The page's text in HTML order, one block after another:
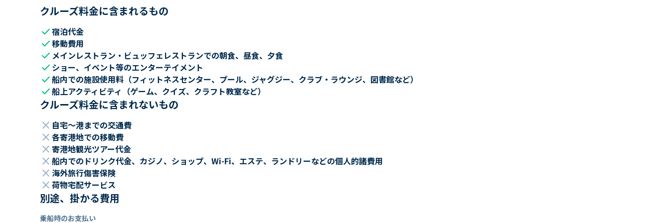
クルーズ料金に含まれるもの
check宿泊代金
check移動費用
check メインレストラン・ビュッフェレストランでの朝食、昼食、夕食
check ショー、イベント等のエンターテイメント
check船内での施設使用料（フィットネスセンター、プール、ジャグジー、クラブ・ラウンジ、図書館など）
check船上アクティビティ（ゲーム、クイズ、クラフト教室など）
クルーズ料金に含まれないもの
close 自宅～港までの交通費
close 各寄港地での移動費
close 寄港地観光ツアー代金
close 船内でのドリンク代金、カジノ、ショップ、Wi-Fi、エステ、ランドリーなどの個人的諸費用
close 海外旅行傷害保険
close 荷物宅配サービス
別途、掛かる費用
乗船時のお支払い